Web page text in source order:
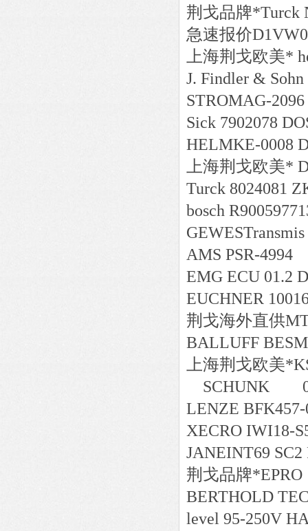
荆戈品牌*Turck
急速报价
上海荆戈欧美*
J. Findler &
STROMAG-
Sick 7902078
HELMKE-0008
上海荆戈欧美*
Turck 8024081
bosch
AMS PSR-4994
EMG ECU 01.2
EUCHNER
荆戈海外直供
BALLUFF
上海荆戈欧美*
SCHUNK
LENZE BFK457-
XECRO IWI18-
JANEINT69 SC2
荆戈品牌*
BERTHOLD
level 95-250V